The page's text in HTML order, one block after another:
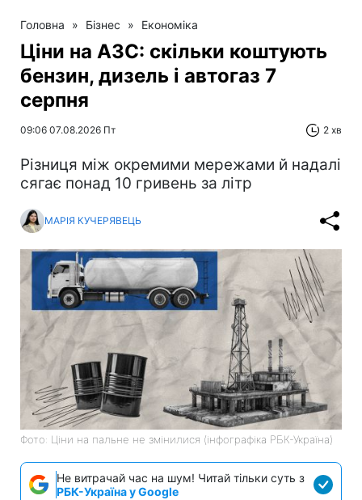
Головна » Бізнес » Економіка
Ціни на АЗС: скільки коштують
бензин, дизель і автогаз 7
серпня
09:06 07.08.2026 Пт 2 хв
Різниця між окремими мережами й надалі
сягає понад 10 гривень за літр
МАРІЯ КУЧЕРЯВЕЦЬ
Фото: Ціни на пальне не змінилися (інфографіка РБК-Україна)
Не витрачай час на шум! Читай тільки суть з
РБК-Україна у Google